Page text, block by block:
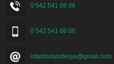
0 542 541 06 06
0 542 541 06 06
istanbulspotesya@gmail.com